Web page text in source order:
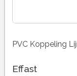
PVC Koppeling
Effast